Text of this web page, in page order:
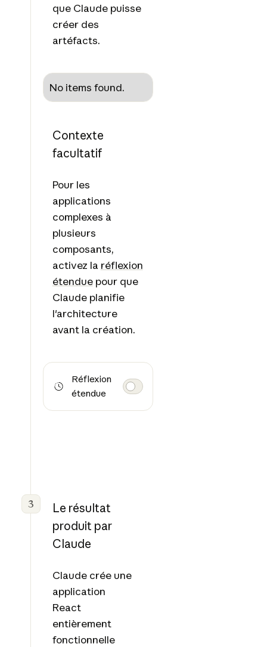
que Claude puisse
créer des
artéfacts.
No items found.
Contexte
facultatif
Pour les
applications
complexes à
plusieurs
composants,
activez la réflexion
étenduepour que
Claude planifie
l'architecture
avant la création.
Réflexion
étendue
3
Le résultat
produit par
Claude
Claude crée une
application
React
entièrement
fonctionnelle